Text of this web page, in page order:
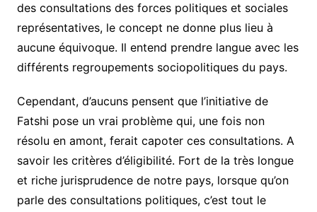
des consultations des forces politiques et sociales
représentatives, le concept ne donne plus lieu à
aucune équivoque. Il entend prendre langue avec les
différents regroupements sociopolitiques du pays.
Cependant, d’aucuns pensent que l’initiative de
Fatshi pose un vrai problème qui, une fois non
résolu en amont, ferait capoter ces consultations. A
savoir les critères d’éligibilité. Fort de la très longue
et riche jurisprudence de notre pays, lorsque qu’on
parle des consultations politiques, c’est tout le